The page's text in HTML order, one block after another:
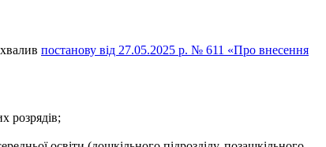
постанову від 27.05.2025 р. № 611 «Про внесення
розрядів;